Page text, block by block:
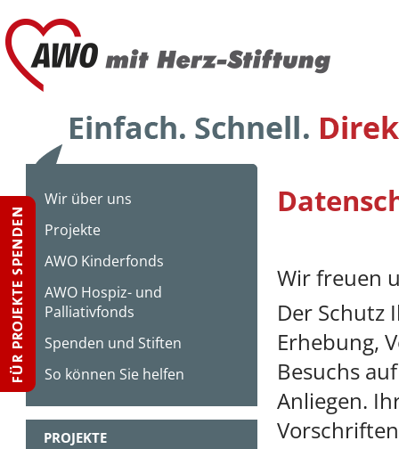
Wir über uns
Projekte
AWO Kinderfonds
AWO Hospiz- und
Palliativfonds
Spenden und Stiften
So können Sie helfen
PROJEKTE
Wir freuen
Der Schutz
Erhebung,
Besuchs
Anliegen.